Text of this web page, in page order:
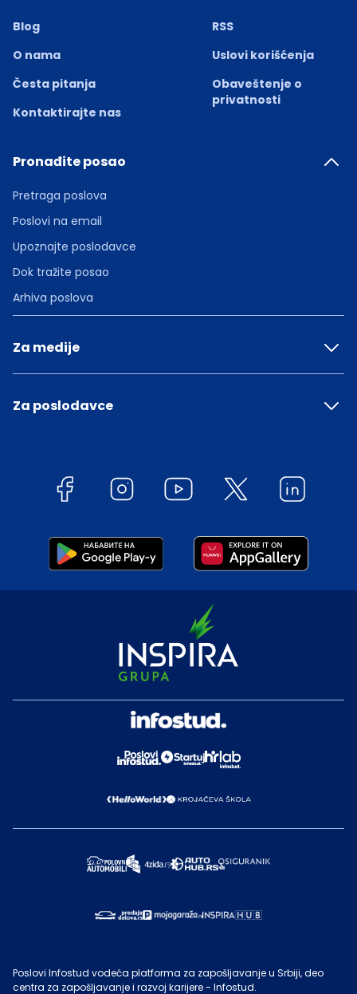
Blog
O nama
Česta pitanja
Kontaktirajte nas
RSS
Uslovi korišćenja
Obaveštenje o
privatnosti
Pronađite posao
Pretraga poslova
Poslovi na email
Upoznajte poslodavce
Dok tražite posao
Arhiva poslova
Za medije
Za poslodavce
Poslovi Infostud vodeća platforma za zapošljavanje u Srbiji, deo
centra za zapošljavanje i razvoj karijere - Infostud.